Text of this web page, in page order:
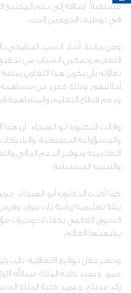
مستقبلاً، إضافة إلى دعم المجتمع
في توظيف الخريجين الجدد.
ومن جانبه، أشاد السيد البطيخي
التعليم وتمكين الشباب من
تفاؤله بأن يكون هذا التعاون
أحلامهم، وذلك كجزء من مساهمة
ودعم قطاع التعليم والمساهمة في
وقالت الدكتورة أبو الهيجاء، أن
والمسؤولية المجتمعية،
التعليمية وتوفير الدعم المالي
والتنمية المستدامة.
كما أكدت الدكتورة أبو الهيجاء،
بيئة تعليمية ريادية ذات موارد
السوق العالمي بكفاءات وخبرات
يشهدها العالم.
وحضر حفل توقيع الاتفاقية، نائب
حمو، وعميد كلية الملك عبدالله
رائد مصلح، وعميد كلية الملك